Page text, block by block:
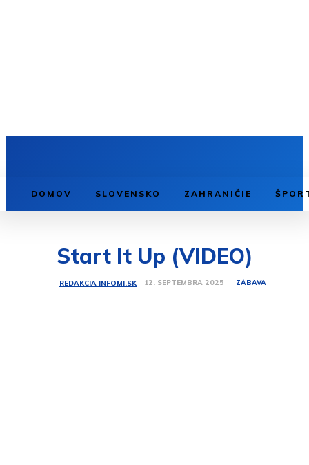
DOMOV SLOVENSKO ZAHRANIČIE
Start It Up (VIDEO)
REDAKCIA INFOMI.SK 12. SEPTEMBRA 2025 ZÁBAVA